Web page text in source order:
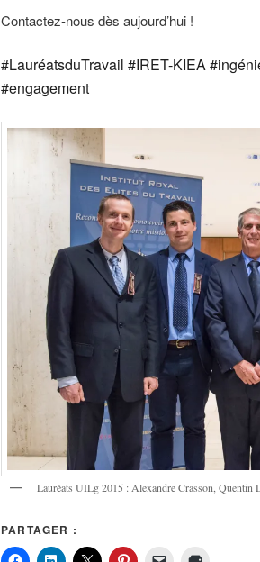
Contactez-nous dès aujourd’hui !
#LauréatsduTravail #IRET-KIEA
#engagement
Lauréats UILg 2015 : Alexandre Crasson, Quentin
PARTAGER :